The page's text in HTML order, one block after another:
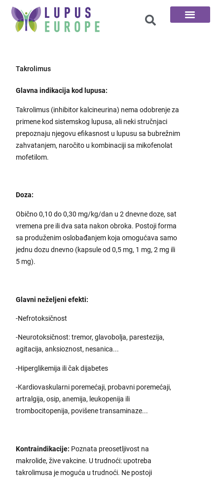
Takrolimus
Glavna indikacija kod lupusa:
Takrolimus (inhibitor kalcineurina) nema odobrenje za
primene kod sistemskog lupusa, ali neki stručnjaci
prepoznaju njegovu efikasnost u lupusu sa bubrežnim
zahvatanjem, naročito u kombinaciji sa mikofenolat
mofetilom.
Doza:
Obično 0,10 do 0,30 mg/kg/dan u 2 dnevne doze, sat
vremena pre ili dva sata nakon obroka. Postoji forma
sa produženim oslobađanjem koja omogućava samo
jednu dozu dnevno (kapsule od 0,5 mg, 1 mg, 2 mg ili
5 mg).
Glavni neželjeni efekti:
-Nefrotoksičnost
-Neurotoksičnost: tremor, glavobolja, parestezija,
agitacija, anksioznost, nesanica...
-Hiperglikemija ili čak dijabetes
-Kardiovaskularni poremećaji, probavni poremećaji,
artralgija, osip, anemija, leukopenija ili
trombocitopenija, povišene transaminaze...
Kontraindikacije: Poznata preosetljivost na
makrolide, žive vakcine. U trudnoći: upotreba
takrolimusa je moguća u trudnoći. Ne postoji